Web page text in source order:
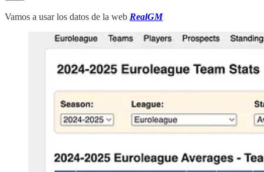
Vamos a usar los datos de la web RealGM